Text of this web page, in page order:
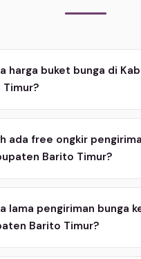
harga buket bunga di
ada free ongkir
Barito Timur?
lama pengiriman bunga
Barito Timur?